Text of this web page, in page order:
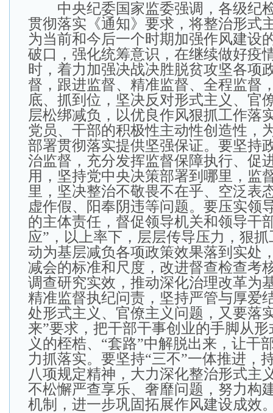
中央纪委国家监委强调，各级纪
贯彻落实《通知》要求，将整治形式
为当前和今后一个时期加强作风建设
破口，强化统筹意识，在继续做好疫
时，着力加强决战决胜脱贫攻坚各项
督，跟进监督、精准监督、全程监督
底、抓到位，坚决反对形式主义、官
层松绑减负，以优良作风狠抓工作落
党员、干部的积极性主动性创造性，
部署贯彻落实提供坚强保证。要坚持
治监督，充分发挥监督保障执行、促
用，坚持党中央决策部署到哪里，监
里，坚决整治不敬畏不在乎、空泛表
虚作假、阳奉阴违等问题。要压实领
的主体责任，督促领导机关和领导干
应”，以上率下，层层传导压力，狠
动为基层减负各项政策效果落到实处
减会的标准和尺度，改进督查检查考
调查研究实效，推动深化治理改革为
精准监督执纪问责，坚持严管与厚爱
处形式主义、官僚主义问题，又要落
来”要求，把干部干事创业的手脚从
义的桎梏、“套路”中解脱出来，让干
力抓落实。要坚持“三不”一体推进，
八项规定精神，大力深化整治形式主
不松懈严查享乐、奢靡问题，努力构
机制，进一步巩固拓展作风建设成效